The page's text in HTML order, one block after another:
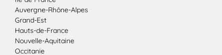
Auvergne-Rhône-Alpes
Grand-Est
Hauts-de-France
Nouvelle-Aquitaine
Occitanie